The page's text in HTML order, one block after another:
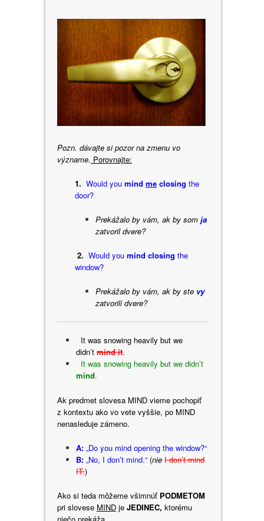
Pozn. dávajte si pozor na zmenu vo
význame. Porovnajte:
1. Would you mind meclosing the
door?
Prekážalo by vám, ak by som ja
zatvoril dvere?
2. Would you mind closing the
window?
Prekážalo by vám, ak by ste vy
zatvorili dvere?
It was snowing heavily but we
didn’tmind it.
It was snowing heavily but we didn’t
mind.
Ak predmet slovesa MIND vieme pochopiť
z kontextu ako vo vete vyššie, po MIND
nenasleduje zámeno.
A: „Do you mind opening the window?“
B:„No, I don’t mind.“ (nieI don’t mind
IT.)
Ako si teda môžeme všimnúť PODMETOM
pri slovese MINDje JEDINEC, ktorému